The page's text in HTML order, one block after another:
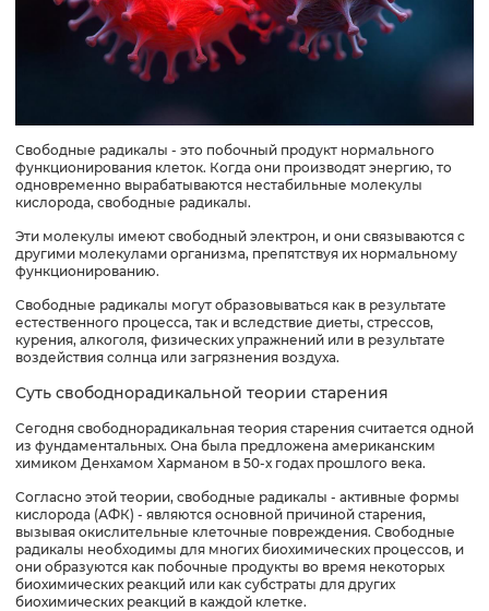
Свободные радикалы - это побочный продукт нормального
функционирования клеток. Когда они производят энергию, то
одновременно вырабатываются нестабильные молекулы
кислорода, свободные радикалы.
Эти молекулы имеют свободный электрон, и они связываются с
другими молекулами организма, препятствуя их нормальному
функционированию.
Свободные радикалы могут образовываться как в результате
естественного процесса, так и вследствие диеты, стрессов,
курения, алкоголя, физических упражнений или в результате
воздействия солнца или загрязнения воздуха.
Суть свободнорадикальной теории старения
Сегодня свободнорадикальная теория старения считается одной
из фундаментальных. Она была предложена американским
химиком Денхамом Харманом в 50-х годах прошлого века.
Согласно этой теории, свободные радикалы - активные формы
кислорода (АФК) - являются основной причиной старения,
вызывая окислительные клеточные повреждения. Свободные
радикалы необходимы для многих биохимических процессов, и
они образуются как побочные продукты во время некоторых
биохимических реакций или как субстраты для других
биохимических реакций в каждой клетке.